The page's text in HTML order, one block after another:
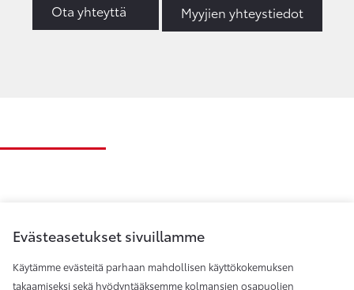
Ota yhteyttä Myyjien yhteystiedot
Evästeasetukset sivuillamme
Käytämme evästeitä parhaan mahdollisen käyttökokemuksen
takaamiseksi sekä hyödyntääksemme kolmansien osapuolien